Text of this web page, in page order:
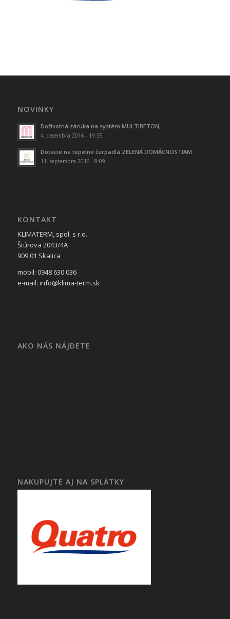
NOVINKY
Doživotná záruka na systém MULTIBETON,
4. decembra 2016 - 19:35
Dotácie na tepelné čerpadlá ZELENÁ DOMÁCNOSTIAM
11. septembra 2016 - 8:09
KONTAKT
KLIMATERM, spol. s r.o.
Štúrova 2043/4A
909 01 Skalica
mobil: 0948 630 036
e-mail: info@klima-term.sk
AKO NÁS NÁJDETE
NAKUPUJTE AJ NA SPLÁTKY